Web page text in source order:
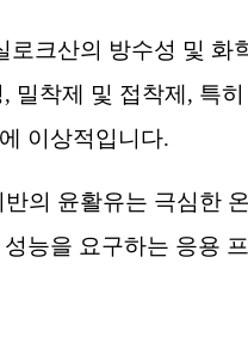
로크산의 방수성 및 화
밀착제 및 접착제, 특
이상적입니다.
의 윤활유는 극심한
능을 요구하는 응용